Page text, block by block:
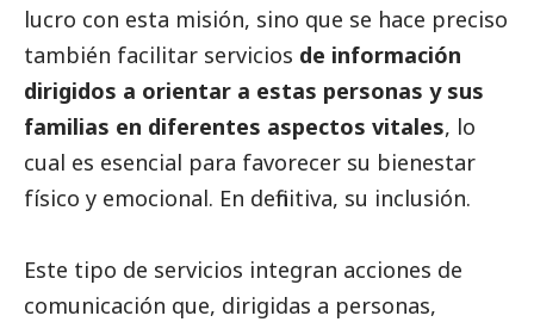
lucro con esta misión, sino que se hace preciso
también facilitar servicios de información
dirigidos a orientar a estas personas y sus
familias en diferentes aspectos vitales, lo
cual es esencial para favorecer su bienestar
físico y emocional. En definitiva, su inclusión.
Este tipo de servicios integran acciones de
comunicación que, dirigidas a personas,